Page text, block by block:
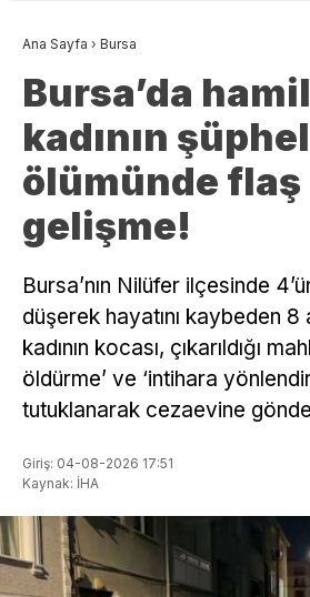
Ana Sayfa › Bursa
Bursa’da
kadının
ölümünde flaş
gelişme!
Bursa’nın Nilüfer ilçesinde
düşerek hayatını kaybeden 8
kadının kocası, çıkarıldığı
öldürme’ ve ‘intihara
tutuklanarak cezaevine
Giriş: 04-08-2026 17:51
Kaynak: İHA